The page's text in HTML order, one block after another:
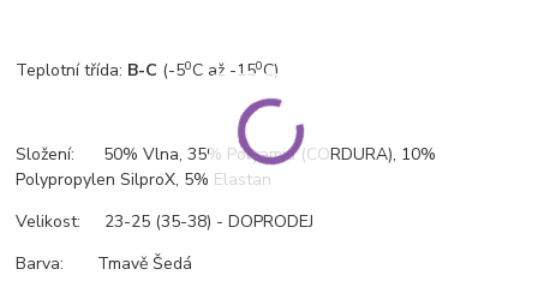
Teplotní třída: B-C (-50C až -150C)
Složení: 50% Vlna, 35% Polyamid (CORDURA), 10%
Polypropylen SilproX, 5% Elastan
Velikost: 23-25 (35-38) - DOPRODEJ
Barva: Tmavě Šedá